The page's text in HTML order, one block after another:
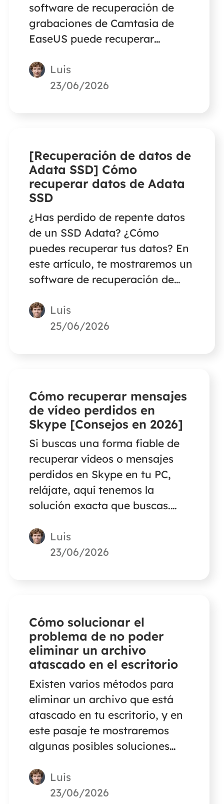
software de recuperación de
grabaciones de Camtasia de
EaseUS puede recuperar
audio y proyectos grabados
con Camtasia que se hayan
Luis
23/06/2026
[Recuperación de datos de
Adata SSD] Cómo
recuperar datos de Adata
SSD
¿Has perdido de repente datos
de un SSD Adata? ¿Cómo
puedes recuperar tus datos? En
este artículo, te mostraremos un
software de recuperación de
Data Recovery Wizard para
recuperar archivos de Adata
perdidos rápidamente.
Luis
25/06/2026
Cómo recuperar mensajes
de vídeo perdidos en
Skype [Consejos en 2026]
Si buscas una forma fiable de
recuperar vídeos o mensajes
perdidos en Skype en tu PC,
relájate, aquí tenemos la
solución exacta que buscas.
restaurar las videollamadas
perdidas de Skype en tu PC con
Luis
23/06/2026
Cómo solucionar el
problema de no poder
eliminar un archivo
atascado en el escritorio
Existen varios métodos para
eliminar un archivo que está
atascado en tu escritorio, y en
este pasaje te mostraremos
algunas posibles soluciones
este problema.
Luis
23/06/2026